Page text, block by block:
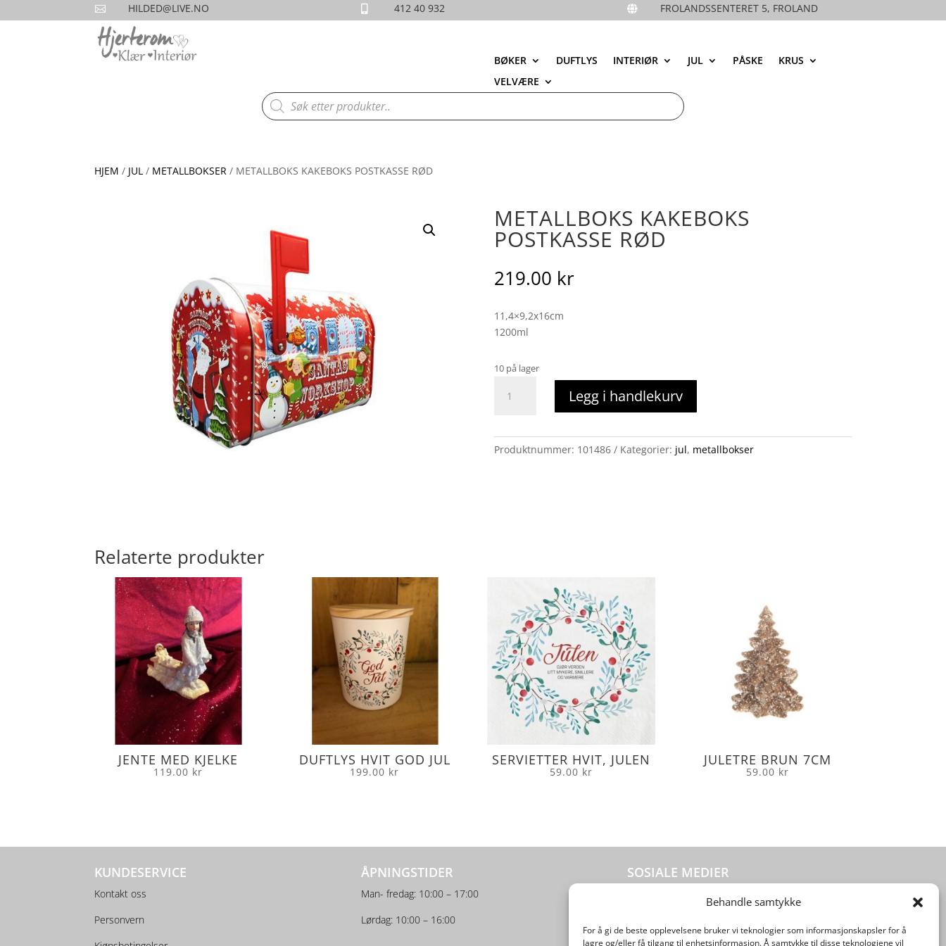
Behandle samtykke
For å gi de beste opplevelsene bruker vi teknologier som informasjonskapsler for å
lagre og/eller få tilgang til enhetsinformasjon. Å samtykke til disse teknologiene vil
 HILDED@LIVE.NO  412 40 932  FROLANDSSENTERET 5, FROLAND
BØKER DUFTLYS INTERIØR JUL PÅSKE
KRUS
VELVÆRE
Products
search
HJEM / JUL / METALLBOKSER / METALLBOKS KAKEBOKS POSTKASSE RØD
METALLBOKS KAKEBOKS
POSTKASSE RØD
219.00 kr
11,4×9,2x16cm
1200ml
10 på lager
kakeboks
antall
Legg i handlekurv
Produktnummer: 101486 Kategorier: jul, metallbokser
Relaterte produkter
JENTE MED KJELKE
119.00 kr
DUFTLYS HVIT GOD JUL
199.00 kr
SERVIETTER HVIT, JULEN
59.00 kr
JULETRE BRUN 7CM
59.00 kr
KUNDESERVICE
Kontakt oss
Personvern
ÅPNINGSTIDER
Man- fredag: 10:00 – 17:00
Lørdag: 10:00 – 16:00
SOSIALE MEDIER